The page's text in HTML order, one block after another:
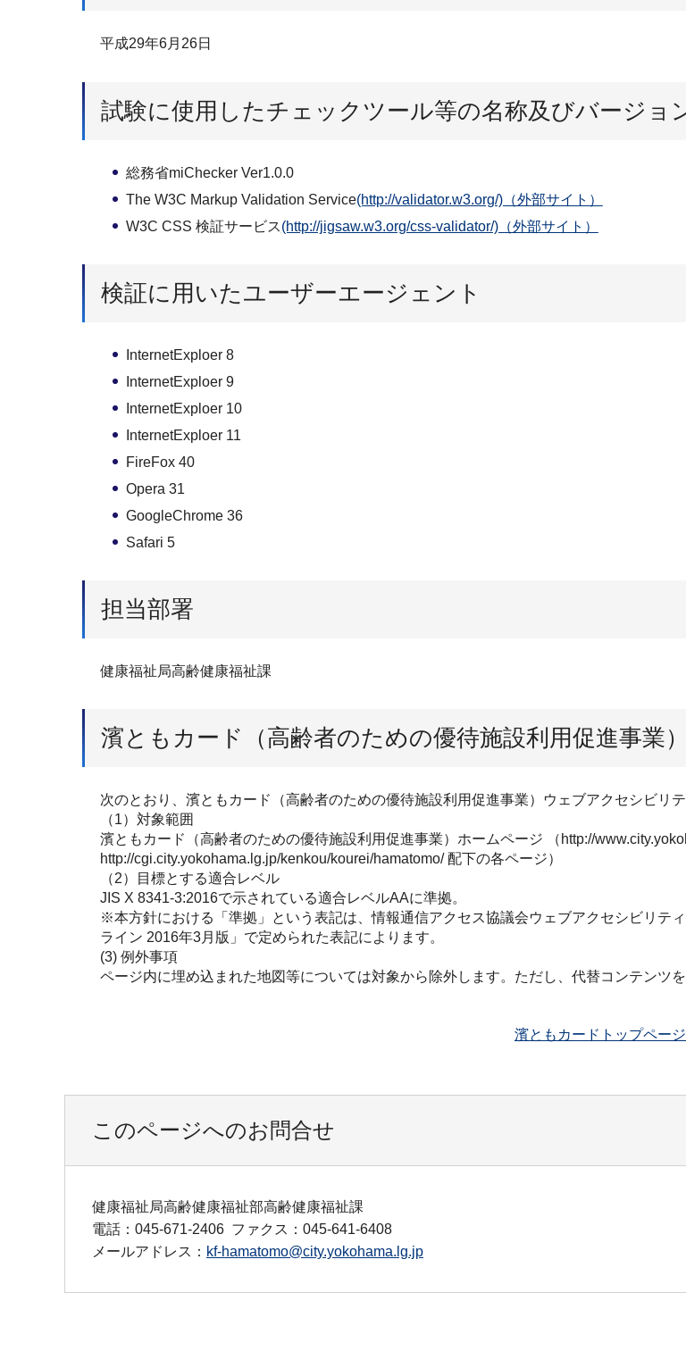
平成29年6月26日
試験に使用したチェックツール等の名称及びバージョ
総務省miChecker Ver1.0.0
The W3C Markup Validation Service(http://validator.w3.org/)（外部サイト）
W3C CSS 検証サービス(http://jigsaw.w3.org/css-validator/)（外部サイト）
検証に用いたユーザーエージェント
InternetExploer 8
InternetExploer 9
InternetExploer 10
InternetExploer 11
FireFox 40
Opera 31
GoogleChrome 36
Safari 5
担当部署
健康福祉局高齢健康福祉課
濱ともカード（高齢者のための優待施設利用促進事業
次のとおり、濱ともカード（高齢者のための優待施設利用促進事業）ウェブアクセシビリテ
（1）対象範囲
濱ともカード（高齢者のための優待施設利用促進事業）ホームページ （http://
http://cgi.city.yokohama.lg.jp/kenkou/kourei/hamatomo/ 配下の各ページ）
（2）目標とする適合レベル
JIS X 8341-3:2016で示されている適合レベルAAに準拠。
※本方針における「準拠」という表記は、情報通信アクセス協議会ウェブアクセシビリテ
ライン 2016年3月版」で定められた表記によります。
(3) 例外事項
ページ内に埋め込まれた地図等については対象から除外します。ただし、代替コンテンツ
濱ともカードトップページ
このページへのお問合せ
健康福祉局高齢健康福祉部高齢健康福祉課
電話：045-671-2406 ファクス：045-641-6408
メールアドレス： kf-hamatomo@city.yokohama.lg.jp